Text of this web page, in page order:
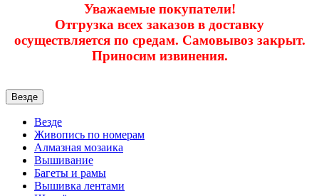
Уважаемые покупатели!
Отгрузка всех заказов в доставку
осуществляется по средам. Самовывоз закрыт.
Приносим извинения.
Везде
Везде
Живопись по номерам
Алмазная мозаика
Вышивание
Багеты и рамы
Вышивка лентами